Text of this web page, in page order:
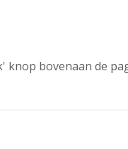
knop bovenaan de